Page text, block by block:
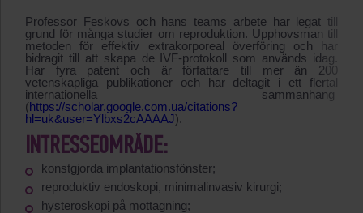
Professor Feskovs och hans teams arbete har legat till
grund för många studier om reproduktion. Upphovsman till
metoden för effektiv extrakorporeal överföring och har
bidragit till att skapa de IVF-protokoll som används idag.
Har fyra patent och är författare till mer än 200
vetenskapliga publikationer och har deltagit i ett flertal
internationella sammanhang
(https://scholar.google.com.ua/citations?
hl=uk&user=Ylbxs2cAAAAJ).
INTRESSEOMRÅDE:
konstgjorda implantationsfönster;
reproduktiv endoskopi, minimalinvasiv kirurgi;
hysteroskopi på mottagning​;